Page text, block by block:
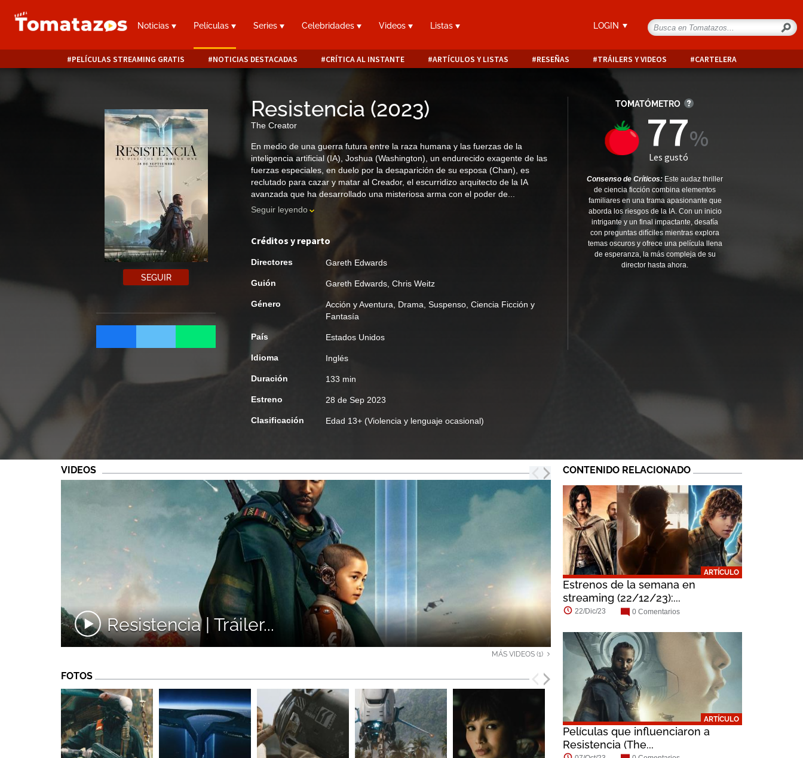
Noticias Películas Series Celebridades Videos Listas LOGIN
PELÍCULAS STREAMING GRATIS NOTICIAS DESTACADAS CRÍTICA AL INSTANTE ARTÍCULOS Y LISTAS RESEÑAS TRÁILERS Y VIDEOS CARTELERA
SEGUIR
Resistencia (2023)
The Creator
En medio de una guerra futura entre la raza humana y las fuerzas de la
inteligencia artificial (IA), Joshua (Washington), un endurecido exagente de las
fuerzas especiales, en duelo por la desaparición de su esposa (Chan), es
reclutado para cazar y matar al Creador, el escurridizo arquitecto de la IA
avanzada que ha desarrollado una misteriosa arma con el poder de...
Seguir leyendo
Créditos y reparto
Directores Gareth Edwards
Guión Gareth Edwards Chris Weitz
Género Acción y Aventura Drama Suspenso Ciencia Ficción y
Fantasía
País Estados Unidos
Idioma Inglés
Duración 133 min
Estreno 28 de Sep 2023
Clasificación Edad 13+ (Violencia y lenguaje ocasional)
TOMATÓMETRO
77
Les gustó
Consenso de Críticos: Este audaz thriller
de ciencia ficción combina elementos
familiares en una trama apasionante que
aborda los riesgos de la IA. Con un inicio
intrigante y un final impactante, desafía
con preguntas difíciles mientras explora
temas oscuros y ofrece una película llena
de esperanza, la más compleja de su
director hasta ahora.
VIDEOS
Resistencia | Tráiler...
MÁS VIDEOS (1)
FOTOS
CONTENIDO RELACIONADO
ARTÍCULO
Estrenos de la semana en
streaming (22/12/23):...
22/Dic/23 0 Comentarios
ARTÍCULO
Películas que influenciaron a
Resistencia (The...